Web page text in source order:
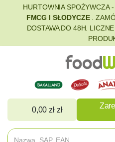
HURTOWNIA SPOŻYWCZA
FMCG I SŁODYCZE
.
DOSTAWA DO 48H.
0,00 zł zł